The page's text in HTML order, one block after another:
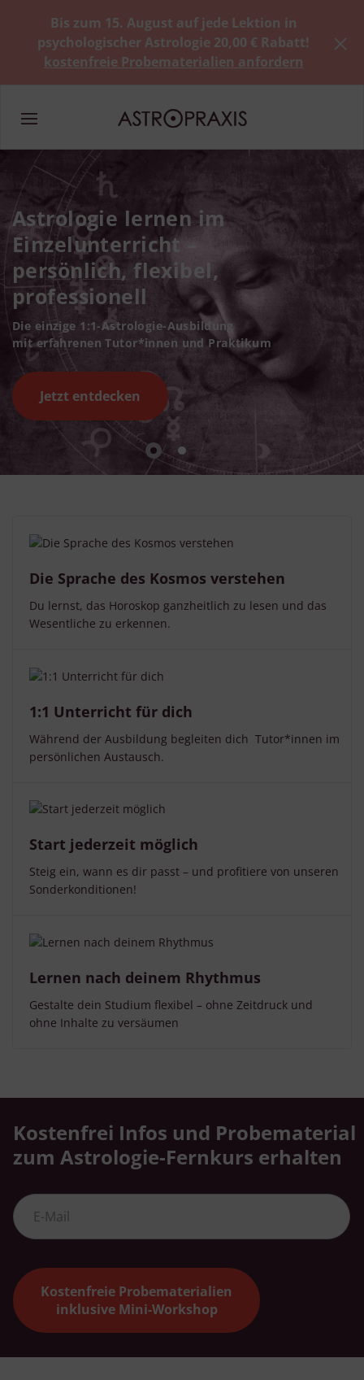
Bis zum 15. August auf jede Lektion in
psychologischer Astrologie 20,00 € Rabatt!
kostenfreie Probematerialien anfordern
Astrologie lernen im
Einzelunterricht –
persönlich, flexibel,
professionell
Die einzige 1:1-Astrologie-Ausbildung
mit erfahrenen Tutor*innen und Praktikum
Jetzt entdecken
Die Sprache des Kosmos verstehen
Du lernst, das Horoskop ganzheitlich zu lesen und das
Wesentliche zu erkennen.
1:1 Unterricht für dich
Während der Ausbildung begleiten dich Tutor*innen im
persönlichen Austausch.
Start jederzeit möglich
Steig ein, wann es dir passt – und profitiere von unseren
Sonderkonditionen!
Lernen nach deinem Rhythmus
Gestalte dein Studium flexibel – ohne Zeitdruck und
ohne Inhalte zu versäumen
Kostenfrei Infos und Probematerial
zum Astrologie-Fernkurs erhalten
Kostenfreie Probematerialien
inklusive Mini-Workshop